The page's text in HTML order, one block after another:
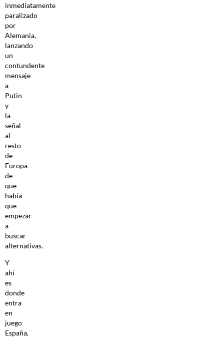
inmediatamente
paralizado
por
Alemania,
lanzando
un
contundente
mensaje
a
Putin
y
la
señal
al
resto
de
Europa
de
que
había
que
empezar
a
buscar
alternativas.
Y
ahí
es
donde
entra
en
juego
España,